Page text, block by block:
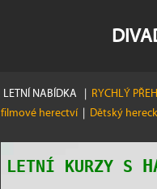
LETNÍ NABÍDKA | RYCHLÝ
filmové herectví | Dětský
LETNÍ KURZY S